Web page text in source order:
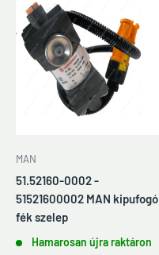
MAN
51.52160-0002 -
51521600002 MAN kipufogó
fék szelep
Hamarosan újra raktáron